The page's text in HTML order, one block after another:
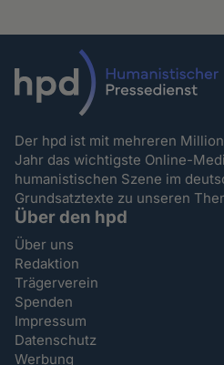
Der hpd ist mit mehreren
Jahr das wichtigste Online-
humanistischen Szene im
Grundsatztexte zu unseren
Über den hpd
Über uns
Redaktion
Trägerverein
Spenden
Impressum
Datenschutz
Werbung